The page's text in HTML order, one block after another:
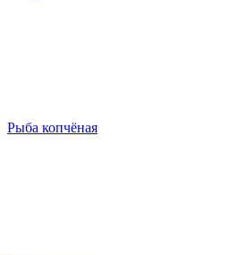
Рыба копчёная